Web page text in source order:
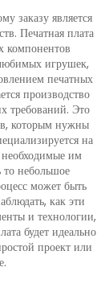
заказу является
Печатная плата
компонентов
игрушек,
печатных
производство
требований. Это
которым нужны
на
необходимые им
небольшое
может быть
как эти
и технологии,
будет идеально
проект или